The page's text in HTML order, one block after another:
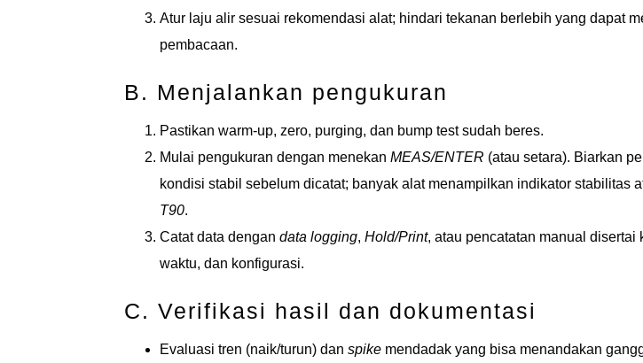
Atur laju alir sesuai rekomendasi alat; hindari tekanan berlebih yang dapat
pembacaan.
B. Menjalankan pengukuran
Pastikan warm-up, zero, purging, dan bump test sudah beres.
Mulai pengukuran dengan menekan MEAS/ENTER (atau setara). Biarkan
kondisi stabil sebelum dicatat; banyak alat menampilkan indikator stabilitas
T90.
Catat data dengan data logging, Hold/Print, atau pencatatan manual disertai
waktu, dan konfigurasi.
C. Verifikasi hasil dan dokumentasi
Evaluasi tren (naik/turun) dan spike mendadak yang bisa menandakan